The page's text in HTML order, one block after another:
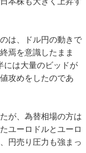
は、ドル円の動きで
焉を意識したまま
には大量のビッドが
攻めをしたのであ
が、為替相場の方は
ユーロドルとユーロ
円売り圧力も強まっ